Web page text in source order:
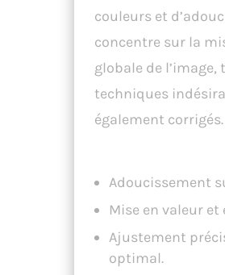
couleurs et
concentre sur la
globale de
techniques
également corrigés.
Adoucissement
Mise en valeur
Ajustement
optimal.